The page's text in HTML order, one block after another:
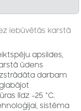
iebūvētās karstā
apsildes,
ūdens
darbam
līdz –25 °C.
sistēma